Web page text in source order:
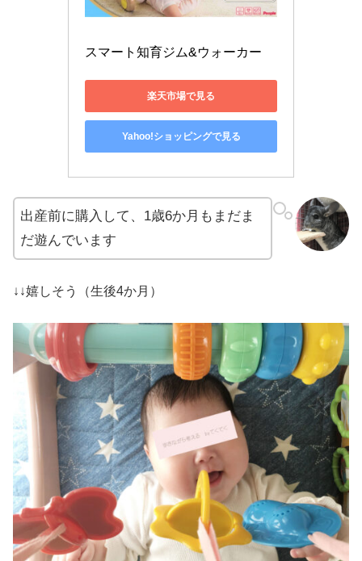
スマート知育ジム&ウォーカー
楽天市場で見る
Yahoo!ショッピングで見る
出産前に購入して、1歳6か月もまだま
だ遊んでいます
↓↓嬉しそう（生後4か月）